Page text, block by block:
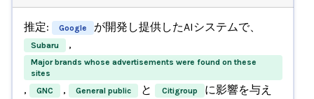
推定: Google が開発し提供したAIシステムで、
Subaru ,
Major brands whose advertisements were found on these
sites
, GNC , General public と Citigroup
に影響を与え